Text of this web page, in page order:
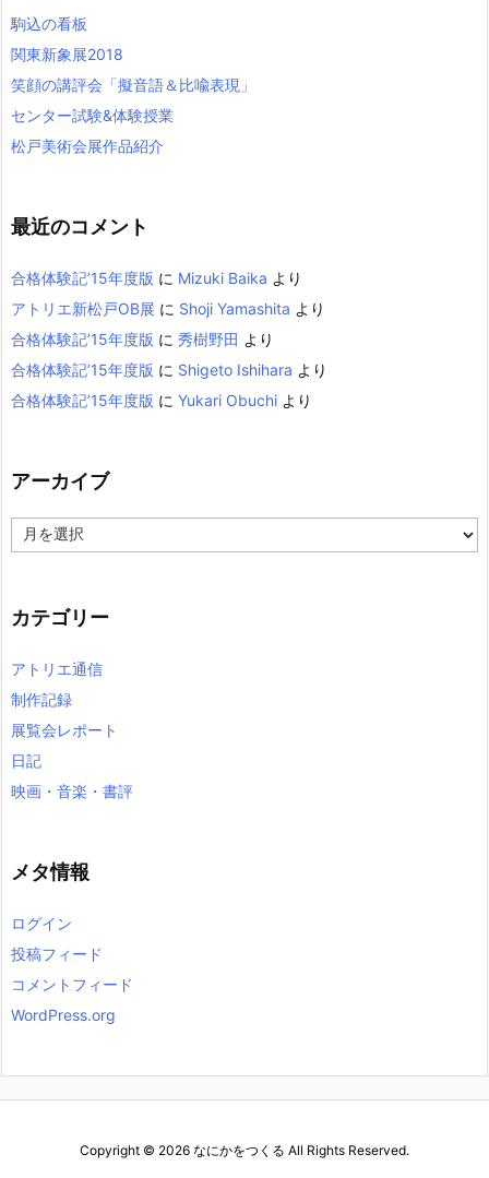
駒込の看板
関東新象展2018
笑顔の講評会「擬音語＆比喩表現」
センター試験&体験授業
松戸美術会展作品紹介
最近のコメント
合格体験記’15年度版 に Mizuki Baika より
アトリエ新松戸OB展 に Shoji Yamashita より
合格体験記’15年度版 に 秀樹野田 より
合格体験記’15年度版 に Shigeto Ishihara より
合格体験記’15年度版 に Yukari Obuchi より
アーカイブ
ー
ブ
カテゴリー
アトリエ通信
制作記録
展覧会レポート
日記
映画・音楽・書評
メタ情報
ログイン
投稿フィード
コメントフィード
WordPress.org
Copyright © 2026 なにかをつくる All Rights Reserved.